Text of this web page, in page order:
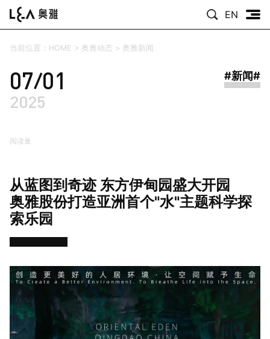
EN
当前位置： HOME > 奥雅动态 > 奥雅新闻
07/01
2025
阅读量
#新闻#
从蓝图到奇迹 东方伊甸园盛大开园
奥雅股份打造亚洲首个"水"主题科学探
索乐园